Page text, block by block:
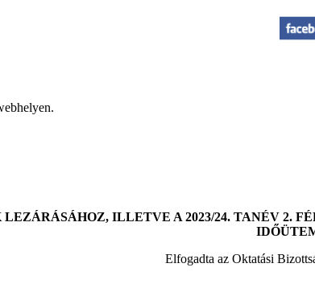
LEZÁRÁSÁHOZ, ILLETVE A 2023/24. TANÉV 2.
Elfogadta az Oktatási